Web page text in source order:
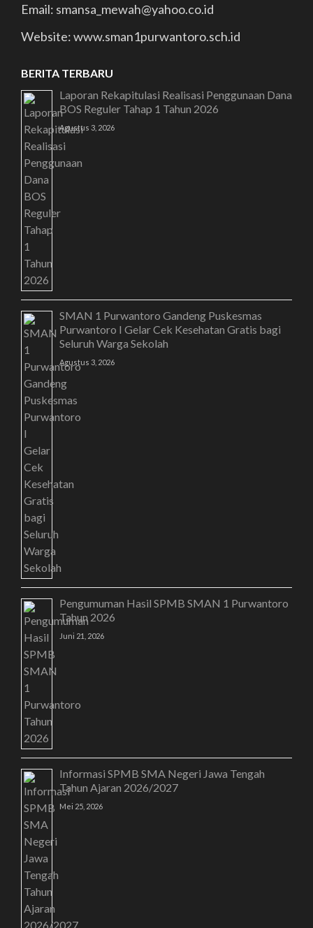
Email: smansa_mewah@yahoo.co.id
Website: www.sman1purwantoro.sch.id
BERITA TERBARU
Laporan Rekapitulasi Realisasi Penggunaan Dana
BOS Reguler Tahap 1 Tahun 2026
Agustus 3, 2026
SMAN 1 Purwantoro Gandeng Puskesmas
Purwantoro I Gelar Cek Kesehatan Gratis bagi
Seluruh Warga Sekolah
Agustus 3, 2026
Pengumuman Hasil SPMB SMAN 1 Purwantoro
Tahun 2026
Juni 21, 2026
Informasi SPMB SMA Negeri Jawa Tengah
Tahun Ajaran 2026/2027
Mei 25, 2026